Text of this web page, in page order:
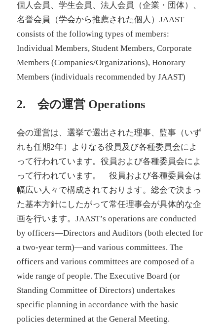
個人会員、学生会員、法人会員（企業・団体）、
名誉会員（学会から推薦された個人）JAAST
consists of the following types of members:
Individual Members, Student Members, Corporate
Members (Companies/Organizations), Honorary
Members (individuals recommended by JAAST)
2. 会の運営 Operations
会の運営は、選挙で選出された理事、監事（いず
れも任期2年）よりなる役員及び各種委員会によ
って行われています。役員および各種委員会によ
って行われています。 役員および各種委員会は
幅広い人々で構成されております。総会で決まっ
た基本方針にしたがって常任理事会が具体的な企
画を行います。JAAST’s operations are conducted
by officers—Directors and Auditors (both elected for
a two-year term)—and various committees. The
officers and various committees are composed of a
wide range of people. The Executive Board (or
Standing Committee of Directors) undertakes
specific planning in accordance with the basic
policies determined at the General Meeting.